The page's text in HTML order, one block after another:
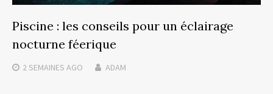
Piscine : les conseils pour un éclairage
nocturne féerique
2 SEMAINES AGO ADAM